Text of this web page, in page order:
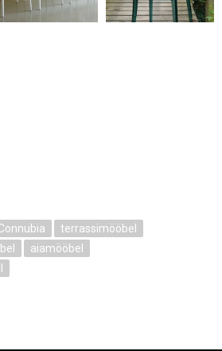
terrassimööbel
aiamööbel